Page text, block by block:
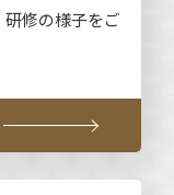
修の様子をご